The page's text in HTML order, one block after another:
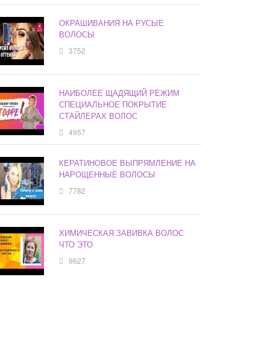
ОКРАШИВАНИЯ НА РУСЫЕ
ВОЛОСЫ
3752
НАИБОЛЕЕ ЩАДЯЩИЙ РЕЖИМ
СПЕЦИАЛЬНОЕ ПОКРЫТИЕ
СТАЙЛЕРАХ ВОЛОС
4957
КЕРАТИНОВОЕ ВЫПРЯМЛЕНИЕ НА
НАРОЩЕННЫЕ ВОЛОСЫ
7782
ХИМИЧЕСКАЯ ЗАВИВКА ВОЛОС
ЧТО ЭТО
9627